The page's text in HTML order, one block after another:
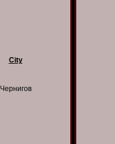
City
Чернигов